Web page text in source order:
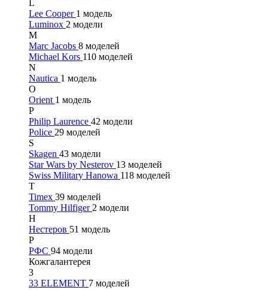
L
Lee Cooper 1 модель
Luminox 2 модели
M
Marc Jacobs 8 моделей
Michael Kors 110 моделей
N
Nautica 1 модель
O
Orient 1 модель
P
Philip Laurence 42 модели
Police 29 моделей
S
Skagen 43 модели
Star Wars by Nesterov 13 моделей
Swiss Military Hanowa 118 моделей
T
Timex 39 моделей
Tommy Hilfiger 2 модели
Н
Нестеров 51 модель
Р
РФС 94 модели
Кожгалантерея
3
33 ELEMENT 7 моделей